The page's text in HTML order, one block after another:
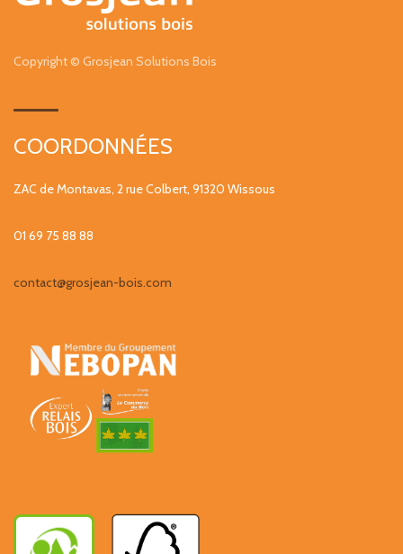
Copyright © Grosjean Solutions Bois
COORDONNÉES
ZAC de Montavas, 2 rue Colbert, 91320 Wissous
01 69 75 88 88
contact@grosjean-bois.com